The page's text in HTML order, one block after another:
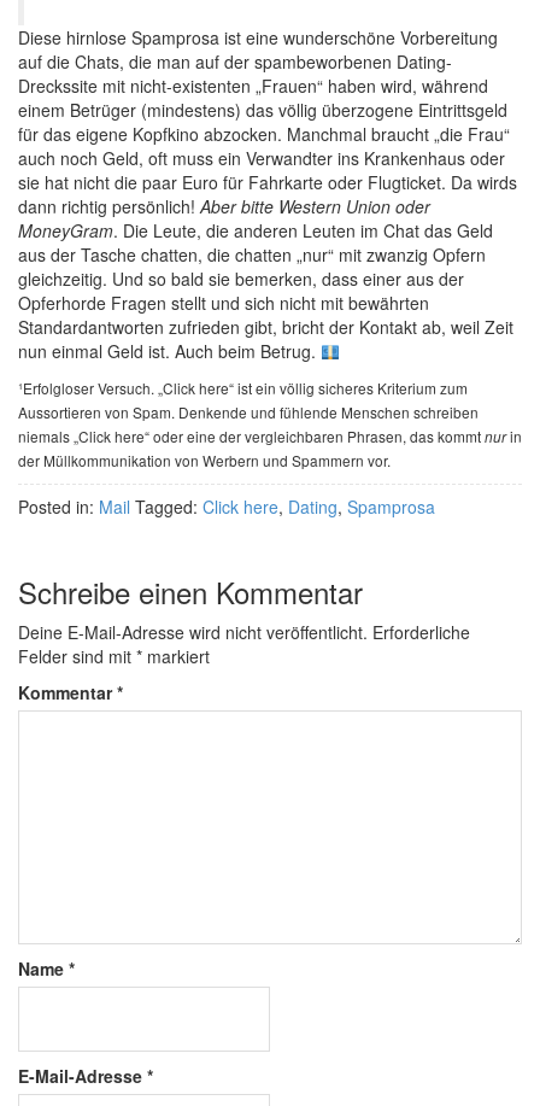
Diese hirnlose Spamprosa ist eine wunderschöne Vorbereitung
auf die Chats, die man auf der spambeworbenen Dating-
Dreckssite mit nicht-existenten „Frauen“ haben wird, während
einem Betrüger (mindestens) das völlig überzogene Eintrittsgeld
für das eigene Kopfkino abzocken. Manchmal braucht „die Frau“
auch noch Geld, oft muss ein Verwandter ins Krankenhaus oder
sie hat nicht die paar Euro für Fahrkarte oder Flugticket. Da wirds
dann richtig persönlich!Aber bitte Western Union oder
MoneyGram. Die Leute, die anderen Leuten im Chat das Geld
aus der Tasche chatten, die chatten „nur“ mit zwanzig Opfern
gleichzeitig. Und so bald sie bemerken, dass einer aus der
Opferhorde Fragen stellt und sich nicht mit bewährten
Standardantworten zufrieden gibt, bricht der Kontakt ab, weil Zeit
nun einmal Geld ist. Auch beim Betrug.
¹Erfolgloser Versuch. „Click here“ ist ein völlig sicheres Kriterium zum
Aussortieren von Spam. Denkende und fühlende Menschen schreiben
niemals „Click here“ oder eine der vergleichbaren Phrasen, das kommtnurin
der Müllkommunikation von Werbern und Spammern vor.
Posted in: Mail Tagged: Click here, Dating, Spamprosa
Schreibe einen Kommentar
Deine E-Mail-Adresse wird nicht veröffentlicht. Erforderliche
Felder sind mit * markiert
Kommentar*
Name *
E-Mail-Adresse *